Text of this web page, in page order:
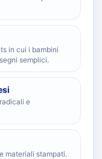
in cui i bambini
semplici.
e
materiali stampati.